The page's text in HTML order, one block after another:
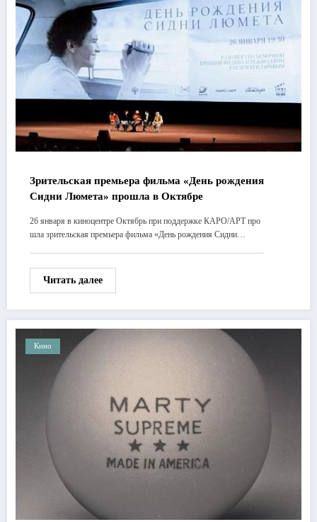
Зрительская премьера фильма «День рождения
Сидни Люмета» прошла в Октябре
26 января в киноцентре Октябрь при поддержке КАРО/АРТ про
шла зрительская премьера фильма «День рождения Сидни…
Читать далее
Кино